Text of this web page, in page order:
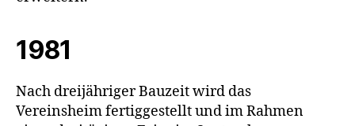
1981
Nach dreijähriger Bauzeit wird das
Vereinsheim fertiggestellt und im Rahmen